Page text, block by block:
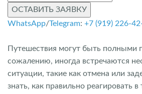
ОСТАВИТЬ ЗАЯВКУ
WhatsApp/Telegram: +7 (919) 226-
Путешествия могут быть полными
сожалению, иногда встречаются
ситуации, такие как отмена или
знать, как правильно реагировать в